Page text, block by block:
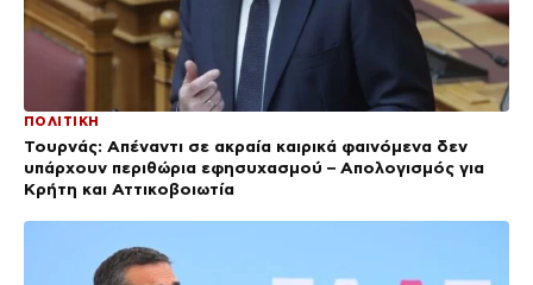
ΠΟΛΙΤΙΚΗ
Τουρνάς: Απέναντι σε ακραία καιρικά φαινόμενα δεν
υπάρχουν περιθώρια εφησυχασμού – Απολογισμός για
Κρήτη και Αττικοβοιωτία